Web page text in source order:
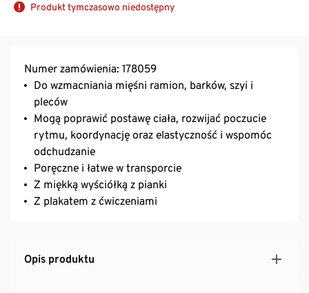
Produkt tymczasowo niedostępny
Numer zamówienia: 178059
Do wzmacniania mięśni ramion, barków, szyi i
pleców
Mogą poprawić postawę ciała, rozwijać poczucie
rytmu, koordynację oraz elastyczność i wspomóc
odchudzanie
Poręczne i łatwe w transporcie
Z miękką wyściółką z pianki
Z plakatem z ćwiczeniami
Opis produktu